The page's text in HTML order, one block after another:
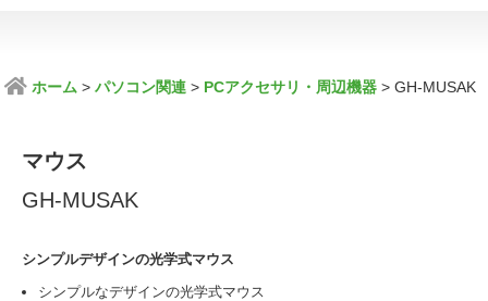
ホーム パソコン関連 PCアクセサリ・周辺機器 GH-MUSAK
マウス
GH-MUSAK
シンプルデザインの光学式マウス
シンプルなデザインの光学式マウス